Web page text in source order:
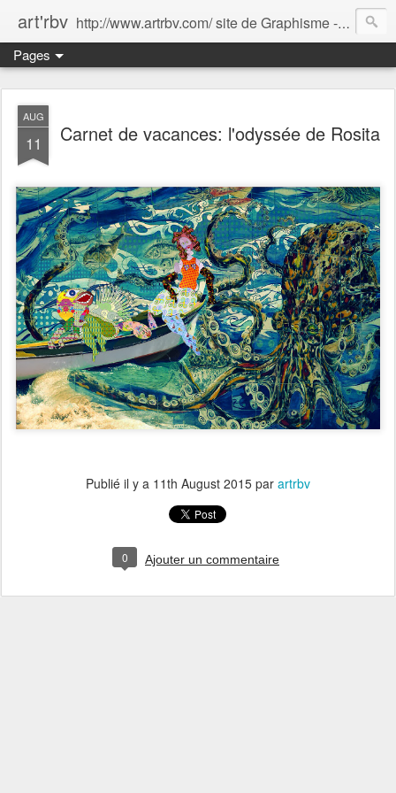
art'rbv http://www.artrbv.com/ site de Graphisme - Illustrations - Edition - Animations - Publicité
Pages
AUG
11 Carnet de vacances: l'odyssée de Rosita
Publié il y a 11th August 2015 par artrbv
0 Ajouter un commentaire